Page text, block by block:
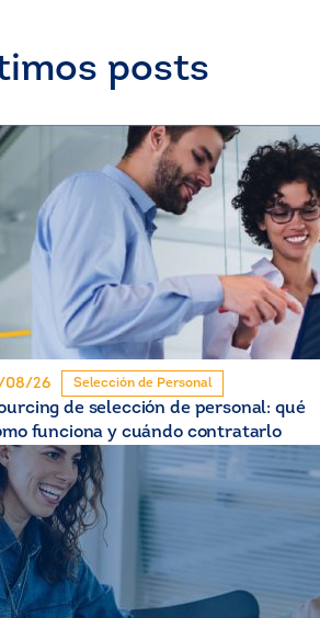
posts
08/26 Selección de Personal
de selección de personal: qué
funciona y cuándo contratarlo